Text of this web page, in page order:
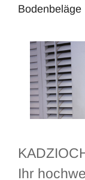
Bodenbeläge
Ihr